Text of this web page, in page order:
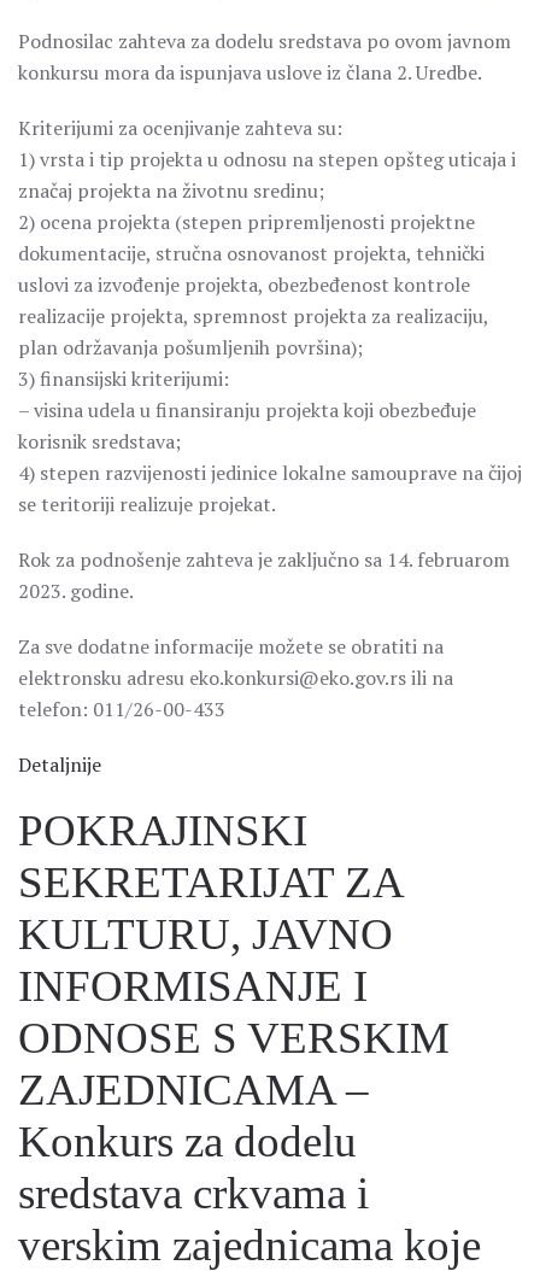
Podnosilac zahteva za dodelu sredstava po ovom javnom
konkursu mora da ispunjava uslove iz člana 2. Uredbe.
Kriterijumi za ocenjivanje zahteva su:
1) vrsta i tip projekta u odnosu na stepen opšteg uticaja i
značaj projekta na životnu sredinu;
2) ocena projekta (stepen pripremljenosti projektne
dokumentacije, stručna osnovanost projekta, tehnički
uslovi za izvođenje projekta, obezbeđenost kontrole
realizacije projekta, spremnost projekta za realizaciju,
plan održavanja pošumljenih površina);
3) finansijski kriterijumi:
– visina udela u finansiranju projekta koji obezbeđuje
korisnik sredstava;
4) stepen razvijenosti jedinice lokalne samouprave na čijoj
se teritoriji realizuje projekat.
Rok za podnošenje zahteva je zaključno sa 14. februarom
2023. godine.
Za sve dodatne informacije možete se obratiti na
elektronsku adresu eko.konkursi@eko.gov.rs ili na
telefon: 011/26-00-433
Detaljnije
POKRAJINSKI
SEKRETARIJAT ZA
KULTURU, JAVNO
INFORMISANJE I
ODNOSE S VERSKIM
ZAJEDNICAMA –
Konkurs za dodelu
sredstava crkvama i
verskim zajednicama koje